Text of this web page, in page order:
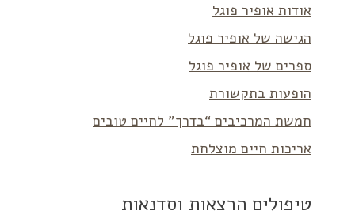
אודות אופיר פוגל
הגישה של אופיר פוגל
ספרים של אופיר פוגל
הופעות בתקשורת
חמשת המרכיבים “בדרך” לחיים טובים
אריכות חיים מוצלחת
טיפולים הרצאות וסדנאות